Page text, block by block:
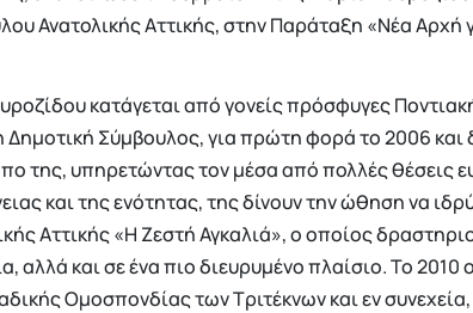
Ανατολικής Αττικής, στην Παράταξη «Νέα Αρχή
κατάγεται από γονείς πρόσφυγες
Δημοτική Σύμβουλος, για πρώτη φορά το 2006
της, υπηρετώντας τον μέσα από πολλές θέσεις
και της ενότητας, της δίνουν την ώθηση να
Αττικής «Η Ζεστή Αγκαλιά», ο οποίος
αλλά και σε ένα πιο διευρυμένο πλαίσιο. Το
Ομοσπονδίας των Τριτέκνων και εν συνεχεία,